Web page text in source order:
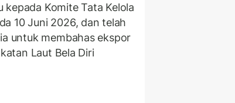
Komite Tata Kelola
10 Juni 2026, dan telah
untuk membahas ekspor
Laut Bela Diri